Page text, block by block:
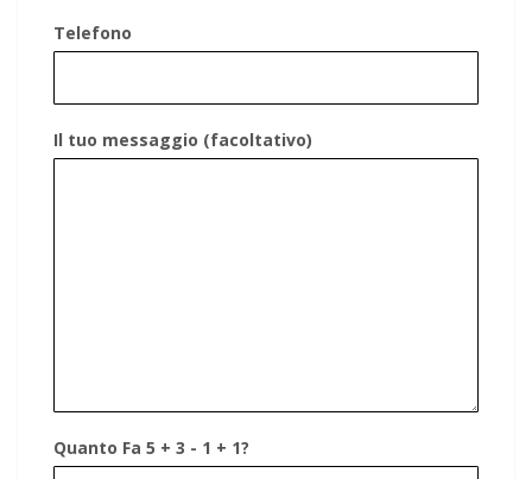
Telefono
Il tuo messaggio (facoltativo)
Quanto Fa 5 + 3 - 1 + 1?